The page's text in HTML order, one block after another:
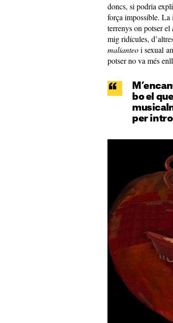
doncs, si podria
força impossible. La
terrenys on potser el
mig ridícules,
malianteoi sexual
potser no va més
bo el
per